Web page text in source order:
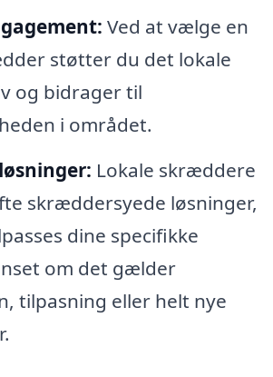
Ved at vælge en
støtter du det lokale
og bidrager til
i området.
Lokale skræddere
skræddersyede løsninger,
dine specifikke
om det gælder
tilpasning eller helt nye